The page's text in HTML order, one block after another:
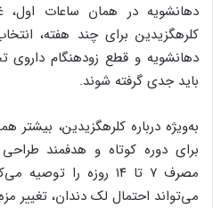
دهانشویه در همان ساعات اول،
کلرهگزیدین برای چند هفته،
دهانشویه و قطع زودهنگام داروی
باید جدی گرفته شوند.
به‌ویژه درباره کلرهگزیدین،
برای دوره کوتاه و هدفمند
مصرف ۷ تا ۱۴ روزه را
می‌تواند احتمال لک دندان، تغییر